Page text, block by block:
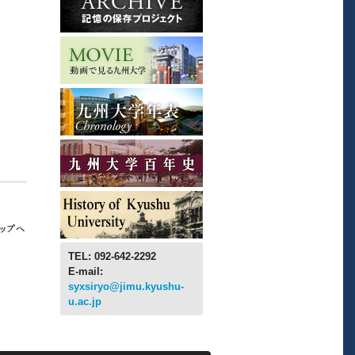
TEL: 092-642-2292
E-mail:
syxsiryo@jimu.kyushu-
u.ac.jp